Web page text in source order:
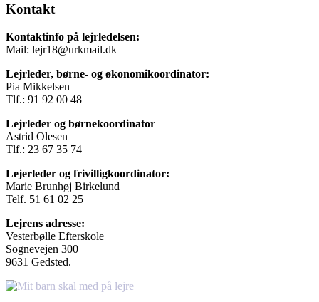
Kontakt
Kontaktinfo på lejrledelsen:
Mail: lejr18@urkmail.dk
Lejrleder, børne- og økonomikoordinator:
Pia Mikkelsen
Tlf.: 91 92 00 48
Lejrleder og børnekoordinator
Astrid Olesen
Tlf.: 23 67 35 74
Lejerleder og frivilligkoordinator:
Marie Brunhøj Birkelund
Telf. 51 61 02 25
Lejrens adresse:
Vesterbølle Efterskole
Sognevejen 300
9631 Gedsted.